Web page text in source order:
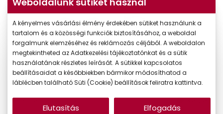
Ár: 24.490 Ft
Törzsvásárlói ár: 20.817 Ft
Online megvásárolható Készleten
A kényelmes vásárlási élmény érdekében sütiket használunk a
tartalom és a közösségi funkciók biztosításához, a weboldal
forgalmunk elemzéséhez és reklámozás céljából. A weboldalon
megtekintheted az Adatkezelési tájékoztatónkat és a sütik
használatának részletes leírását. A sütikkel kapcsolatos
beállításaidat a későbbiekben bármikor módosíthatod a
láblécben található Süti (Cookie) beállítások feliratra kattintva.
Elutasítás Elfogadás